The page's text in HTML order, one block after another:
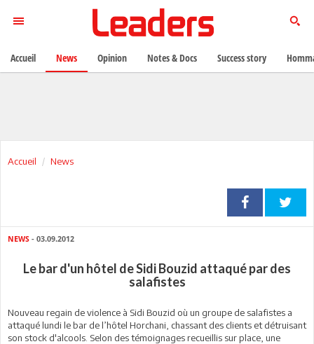
Accueil News
NEWS - 03.09.2012
Le bar d'un hôtel de Sidi Bouzid attaqué par des
salafistes
Nouveau regain de violence à Sidi Bouzid où un groupe de salafistes a
attaqué lundi le bar de l’hôtel Horchani, chassant des clients et détruisant
son stock d'alcools. Selon des témoignages recueillis sur place, une
Accueil News Opinion Notes & Docs Success story